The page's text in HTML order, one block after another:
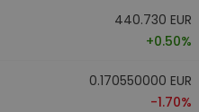
440.730 EUR
+0.50%
0.170550000 EUR
-1.70%